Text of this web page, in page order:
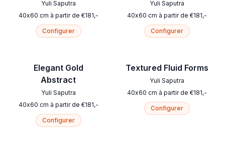
Yuli Saputra
40x60 cm à partir de €181,-
Configurer
Elegant Gold
Abstract
Yuli Saputra
40x60 cm à partir de €181,-
Configurer
Yuli Saputra
40x60 cm à partir de €181,-
Configurer
Textured Fluid Forms
Yuli Saputra
40x60 cm à partir de €181,-
Configurer